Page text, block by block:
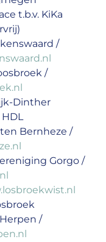
t.b.v. KiKa
/
/
Dinther
Bernheze /
Gorgo /
/